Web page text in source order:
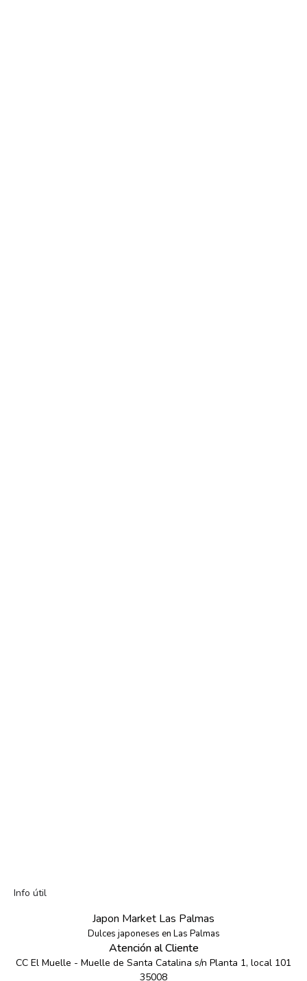
Info útil
Japon Market Las Palmas
Dulces japoneses en Las Palmas
Atención al Cliente
CC El Muelle - Muelle de Santa Catalina s/n Planta 1, local 101
35008